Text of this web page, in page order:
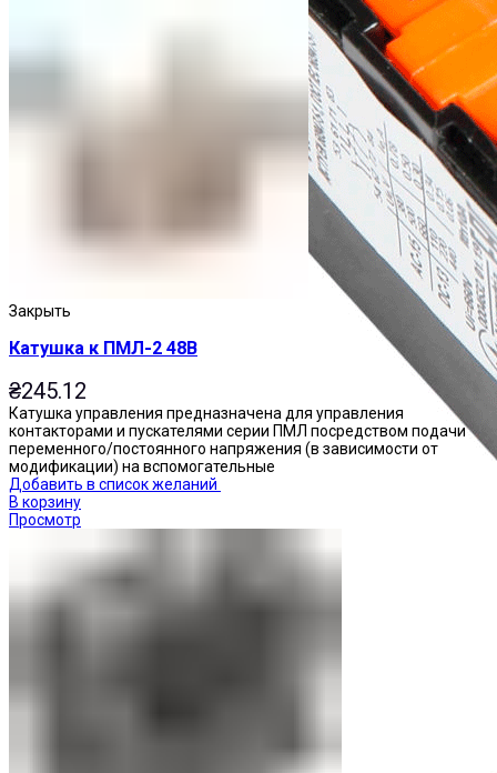
Закрыть
Катушка к ПМЛ-2 48В
₴245.12
Катушка управления предназначена для управления
контакторами и пускателями серии ПМЛ посредством подачи
переменного/постоянного напряжения (в зависимости от
модификации) на вспомогательные
Добавить в список желаний
В корзину
Просмотр